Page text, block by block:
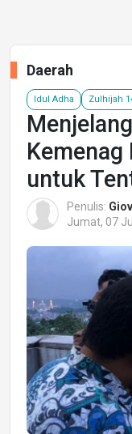
Daerah
Idul Adha Zulhijah
untuk
Penulis:
Jumat, 07